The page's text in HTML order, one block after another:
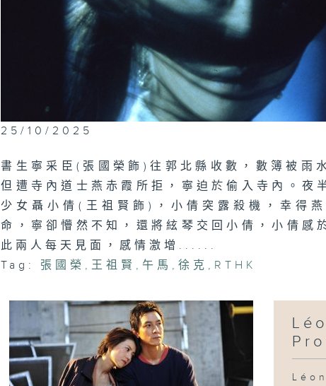
25/10/2025
書生寧采臣(張國榮飾)往郭北縣收數，數簿被雨
但遭寺內道士燕赤霞所拒，寧迫於偷入寺內。夜
少女聶小倩(王祖賢飾)，小倩突露殺機，幸得
命，寧卻懵然不知，還將絃琴交回小倩，小倩感
此兩人每天見面，感情激增......
Tag:
張國榮 ,王祖賢 ,午馬 ,徐克 , RTHK